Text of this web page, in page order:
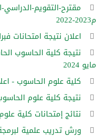
مقترح-التقويم-
م2023-2022
اعلان نتيجة امتحانات فبراير 2024 - كلية علوم
مايو 2024
كلية علوم الحاسوب -
نتيجة كلية علوم الحاسوب
نتائج إمتحانات كلية علوم
ورش تدريب علمية